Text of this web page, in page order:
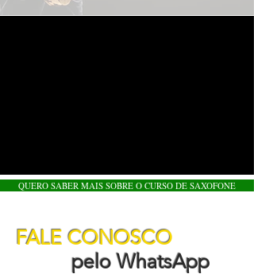
QUERO SABER MAIS SOBRE O CURSO DE SAXOFONE
FALE CONOSCO
pelo WhatsApp